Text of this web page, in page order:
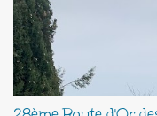
épreuves Stands snack et
BATDEUCH Visite par
Florian 14H00 : Départ du
chaud (viennoiserie,
questionnaires 18H30 :